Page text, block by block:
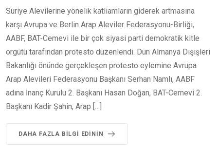
Suriye Alevilerine yönelik katliamların giderek artmasına
karşı Avrupa ve Berlin Arap Aleviler Federasyonu-Birliği,
AABF, BAT-Cemevi ile bir çok siyasi parti demokratik kitle
örgütü tarafından protesto düzenlendi. Dün Almanya Dışişleri
Bakanlığı önünde gerçekleşen protesto eylemine Avrupa
Arap Alevileri Federasyonu Başkanı Serhan Namlı, AABF
adına İnanç Kurulu 2. Başkanı Hasan Doğan, BAT-Cemevi 2.
Başkanı Kadir Şahin, Arap […]
DAHA FAZLA BILGI EDININ